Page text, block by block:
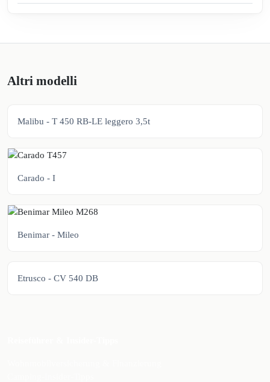
Altri modelli
Malibu - T 450 RB-LE leggero 3,5t
Carado - I
Benimar - Mileo
Etrusco - CV 540 DB